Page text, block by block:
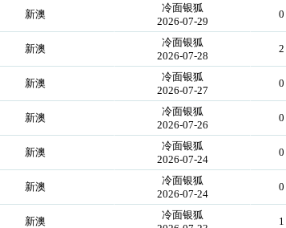
新澳
冷面银狐
2026-07-29
0
新澳
冷面银狐
2026-07-28
2
新澳
冷面银狐
2026-07-27
0
新澳
冷面银狐
2026-07-26
0
新澳
冷面银狐
2026-07-24
0
新澳
冷面银狐
2026-07-24
0
新澳
冷面银狐
1